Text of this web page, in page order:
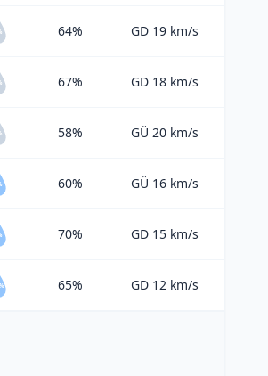
64% GD 19 km/s
67% GD 18 km/s
58% GÜ 20 km/s
60% GÜ 16 km/s
70% GD 15 km/s
65% GD 12 km/s